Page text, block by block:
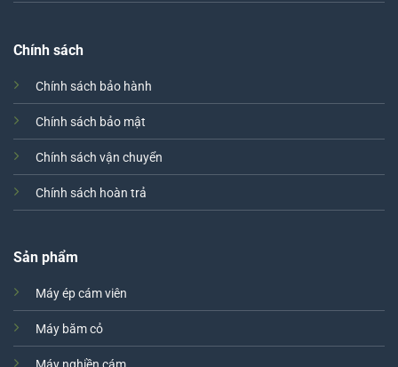
Chính sách
Chính sách bảo hành
Chính sách bảo mật
Chính sách vận chuyển
Chính sách hoàn trả
Sản phẩm
Máy ép cám viên
Máy băm cỏ